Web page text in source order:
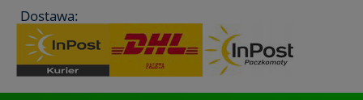
- waga produktu netto 5,3kg
- średnica 87mm
- rozmiar S
Dostawa: